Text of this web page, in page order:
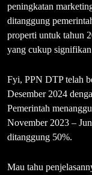
peningkatan
ditanggung
properti untuk tahun
yang cukup
Fyi, PPN DTP telah
Desember 2024
Pemerintah
November 2023 –
ditanggung 50%.
Mau tahu